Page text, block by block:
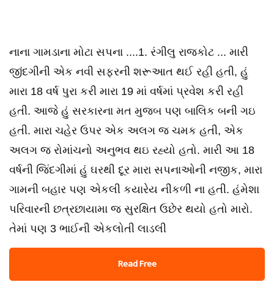
નાના ગામડાના મોટા સપના ....1. રંગીલુ રાજકોટ ... મારી
જીંદગીની એક નવી સફરની શરૂઆત થઈ રહી હતી, હું
મારા ‌18 વર્ષ‌ પુરા કરી મારા 19 માં વર્ષમાં પ્રવેશ કરી રહી
હતી. આજે હું સરકારના મત મુજબ પણ બાલિક બની ગઇ
હતી. મારા ચહેર ઉપર એક અલગ જ ચમક હતી, એક
અલગ જ રોમાંચનો અનુભવ થઇ રહ્યો હતો. મારી આ 18
વર્ષની જિંદગીમાં હું ઘરથી દૂર મારા સપનાઓની નજીક, મારા
ગામની બહાર પણ એકલી કયારેય નીકળી ના હતી. હંમેશા
પરિવારની છત્રછાયામા જ સુરક્ષિત ઉછેર થયો હતો મારો.
તેમાં પણ 3 ભાઈની એકલોતી લાડલી
Read Free